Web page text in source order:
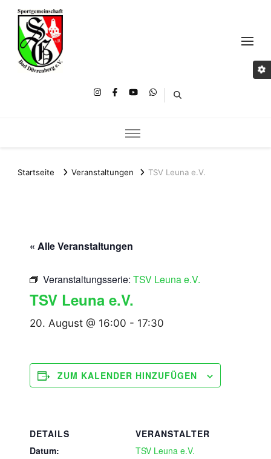
Startseite Veranstaltungen TSV Leuna e.V.
« Alle Veranstaltungen
Veranstaltungsserie: TSV Leuna e.V.
TSV Leuna e.V.
20. August @ 16:00 - 17:30
ZUM KALENDER HINZUFÜGEN
DETAILS
Datum:
VERANSTALTER
TSV Leuna e.V.